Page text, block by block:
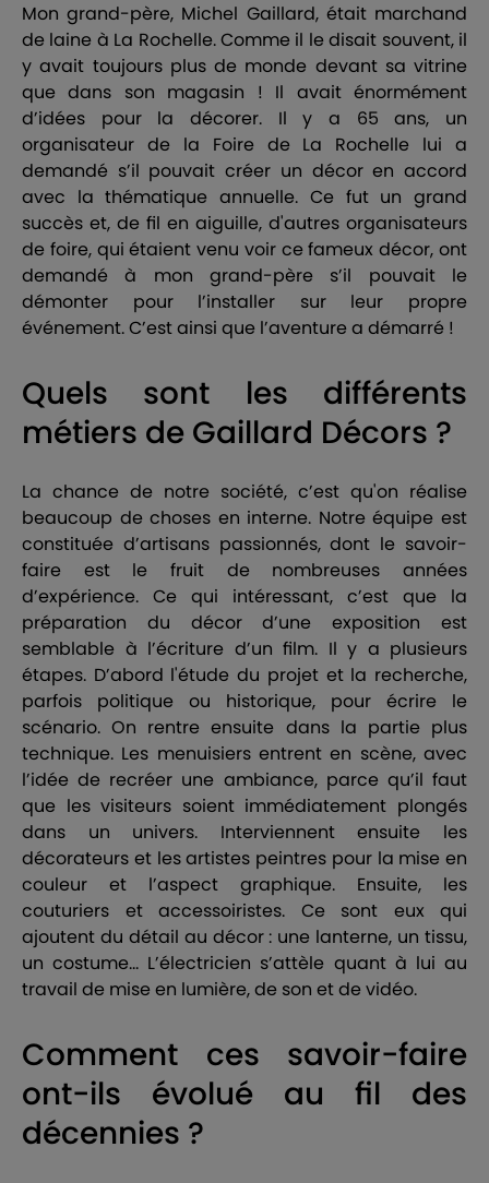
Mon grand-père, Michel Gaillard, était marchand
de laine à La Rochelle. Comme il le disait souvent, il
y avait toujours plus de monde devant sa vitrine
que dans son magasin ! Il avait énormément
d’idées pour la décorer. Il y a 65 ans, un
organisateur de la Foire de La Rochelle lui a
demandé s’il pouvait créer un décor en accord
avec la thématique annuelle. Ce fut un grand
succès et, de fil en aiguille, d'autres organisateurs
de foire, qui étaient venu voir ce fameux décor, ont
demandé à mon grand-père s’il pouvait le
démonter pour l’installer sur leur propre
événement. C’est ainsi que l’aventure a démarré !
Quels sont les différents
métiers de Gaillard Décors ?
La chance de notre société, c’est qu'on réalise
beaucoup de choses en interne. Notre équipe est
constituée d’artisans passionnés, dont le savoir-
faire est le fruit de nombreuses années
d’expérience. Ce qui intéressant, c’est que la
préparation du décor d’une exposition est
semblable à l’écriture d’un film. Il y a plusieurs
étapes. D’abord l'étude du projet et la recherche,
parfois politique ou historique, pour écrire le
scénario. On rentre ensuite dans la partie plus
technique. Les menuisiers entrent en scène, avec
l’idée de recréer une ambiance, parce qu’il faut
que les visiteurs soient immédiatement plongés
dans un univers. Interviennent ensuite les
décorateurs et les artistes peintres pour la mise en
couleur et l’aspect graphique. Ensuite, les
couturiers et accessoiristes. Ce sont eux qui
ajoutent du détail au décor : une lanterne, un tissu,
un costume… L’électricien s’attèle quant à lui au
travail de mise en lumière, de son et de vidéo.
Comment ces savoir-faire
ont-ils évolué au fil des
décennies ?